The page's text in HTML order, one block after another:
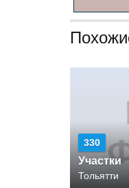
330
Участки
Тольятти